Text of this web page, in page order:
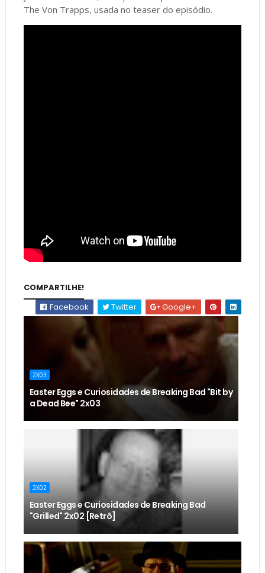
The Von Trapps, usada no teaser do episódio.
COMPARTILHE!
Facebook
Twitter Google+
2X03
Easter Eggs e Curiosidades de Breaking Bad "Bit by
a Dead Bee" 2x03
2X02
Easter Eggs e Curiosidades de Breaking Bad
"Grilled" 2x02 [Retrô]